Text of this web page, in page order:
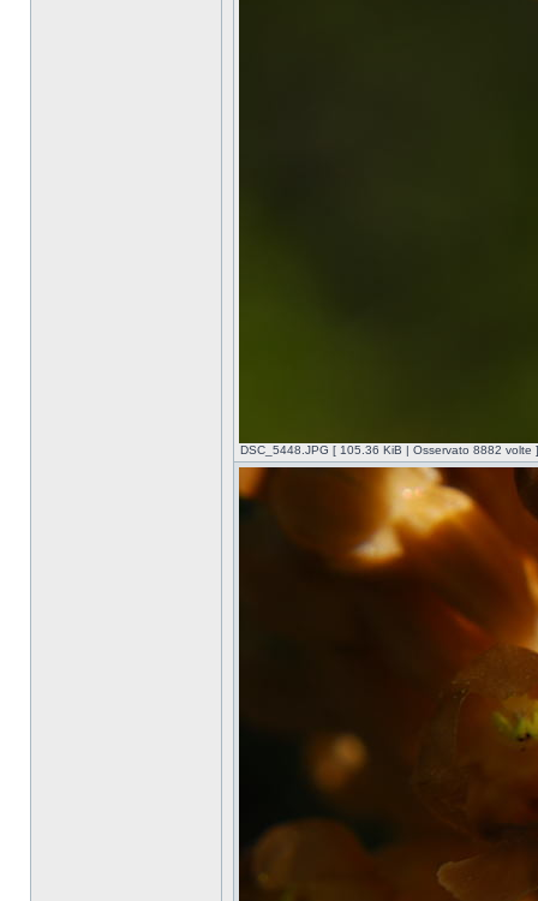
DSC_5448.JPG [ 105.36 KiB | Osservato 8882 volte ]